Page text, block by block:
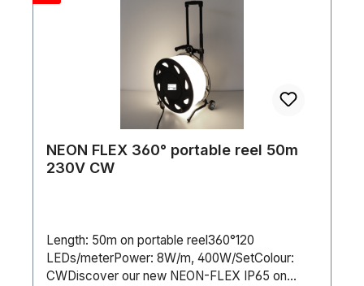
NEON FLEX 360° portable reel 50m
230V CW
Length: 50m on portable reel360°120
LEDs/meterPower: 8W/m, 400W/SetColour:
CWDiscover our new NEON-FLEX IP65 on